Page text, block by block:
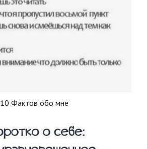
10 Фактов обо мне